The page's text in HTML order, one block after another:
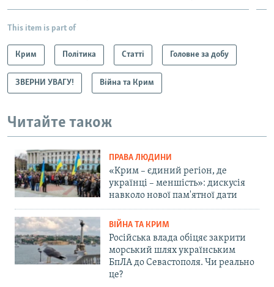
This item is part of
Крим Політика Статті Головне за добу
ЗВЕРНИ УВАГУ! Війна та Крим
Читайте також
ПРАВА ЛЮДИНИ
«Крим – єдиний регіон, де
українці – меншість»: дискусія
навколо нової пам'ятної дати
ВІЙНА ТА КРИМ
Російська влада обіцяє закрити
морський шлях українським
БпЛА до Севастополя. Чи реально
це?